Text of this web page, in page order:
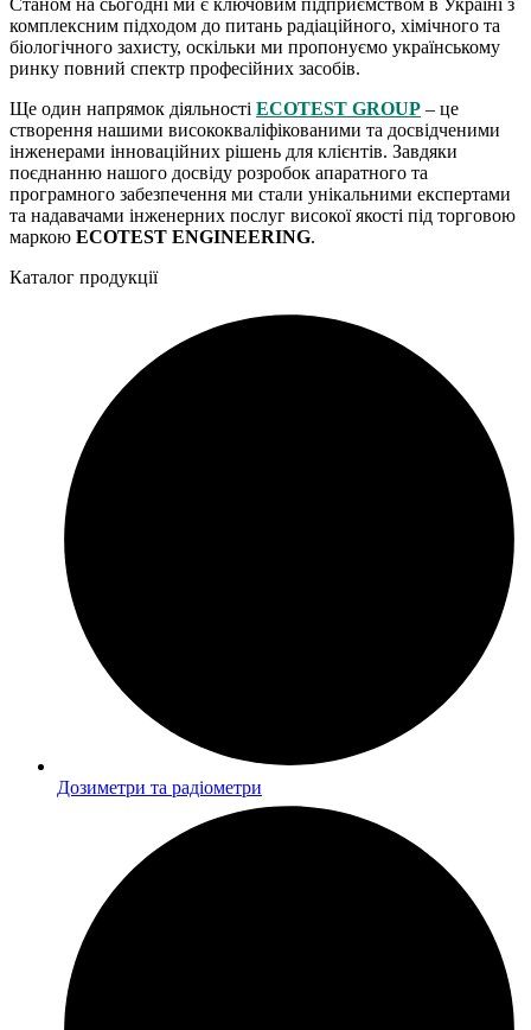
комплексним підходом до питань радіаційного, хімічного та
біологічного захисту, оскільки ми пропонуємо українському
ринку повний спектр професійних засобів.
Ще один напрямок діяльності ECOTEST GROUP – це
створення нашими висококваліфікованими та досвідченими
інженерами інноваційних рішень для клієнтів. Завдяки
поєднанню нашого досвіду розробок апаратного та
програмного забезпечення ми стали унікальними експертами
та надавачами інженерних послуг високої якості під торговою
маркою ECOTEST ENGINEERING.
Каталог продукції
Дозиметри та радіометри